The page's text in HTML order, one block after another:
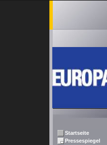
Startseite
Pressespiegel